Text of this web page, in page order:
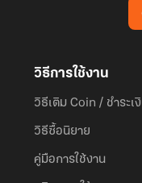
วิธีการใช้งาน
วิธีเติม Coin / ชำระเ
วิธีซื้อนิยาย
คู่มือการใช้งาน